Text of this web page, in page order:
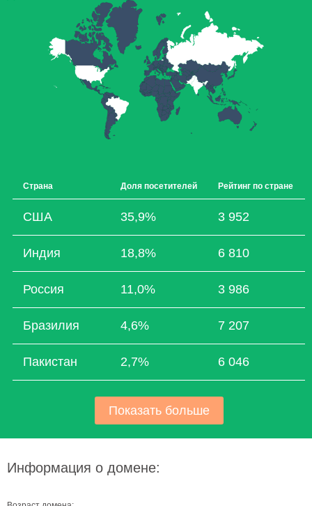
Страна Доля посетителей Рейтинг по стране
США 35,9% 3 952
Индия 18,8% 6 810
Россия 11,0% 3 986
Бразилия 4,6% 7 207
Пакистан 2,7% 6 046
Показать больше
Информация о домене: